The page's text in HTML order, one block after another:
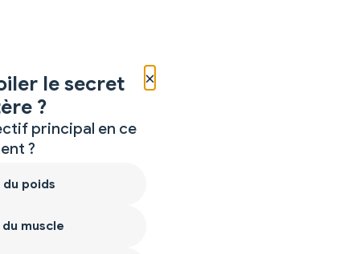
×
le secret
?
principal en ce
?
poids
muscle